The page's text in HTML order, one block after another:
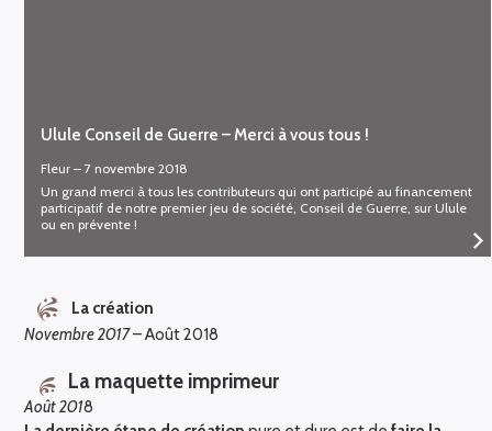
Ulule Conseil de Guerre – Merci à vous tous !
Fleur –7 novembre 2018
Un grand merci à tous les contributeurs qui ont participé au financement
participatif de notre premier jeu de société, Conseil de Guerre, sur Ulule
ou en prévente !
La création
Novembre 2017– Août 2018
La maquette imprimeur
Août 2018